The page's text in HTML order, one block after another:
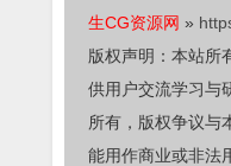
生CG资源网 »
版权声明：本站所
供用户交流学习与
所有，版权争议与
能用作商业或非法